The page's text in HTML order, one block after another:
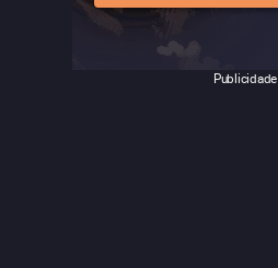
Publicidade